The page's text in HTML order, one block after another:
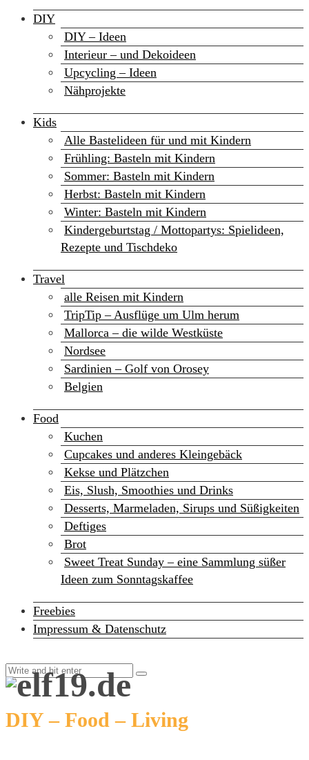
DIY
DIY – Ideen
Interieur – und Dekoideen
Upcycling – Ideen
Nähprojekte
Kids
Alle Bastelideen für und mit Kindern
Frühling: Basteln mit Kindern
Sommer: Basteln mit Kindern
Herbst: Basteln mit Kindern
Winter: Basteln mit Kindern
Kindergeburtstag / Mottopartys: Spielideen,
Rezepte und Tischdeko
Travel
alle Reisen mit Kindern
TripTip – Ausflüge um Ulm herum
Mallorca – die wilde Westküste
Nordsee
Sardinien – Golf von Orosey
Belgien
Food
Kuchen
Cupcakes und anderes Kleingebäck
Kekse und Plätzchen
Eis, Slush, Smoothies und Drinks
Desserts, Marmeladen, Sirups und Süßigkeiten
Deftiges
Brot
Sweet Treat Sunday – eine Sammlung süßer
Ideen zum Sonntagskaffee
Freebies
Impressum & Datenschutz
DIY – Food – Living